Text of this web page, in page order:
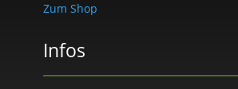
Zum Shop
Infos